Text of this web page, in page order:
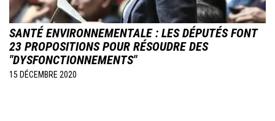
SANTÉ ENVIRONNEMENTALE : LES DÉPUTÉS FONT
23 PROPOSITIONS POUR RÉSOUDRE DES
"DYSFONCTIONNEMENTS"
15 DÉCEMBRE 2020